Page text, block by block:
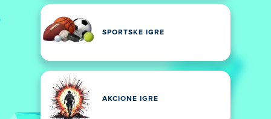
SPORTSKE IGRE
AKCIONE IGRE